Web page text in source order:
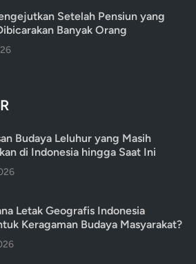
Setelah Pensiun yang
Banyak Orang
Budaya Leluhur yang Masih
di Indonesia hingga Saat Ini
Letak Geografis Indonesia
Keragaman Budaya Masyarakat?